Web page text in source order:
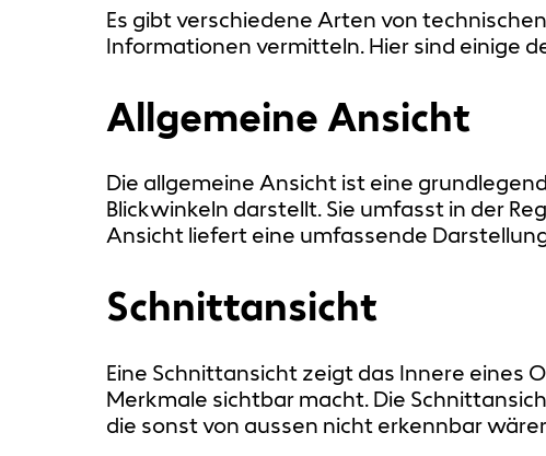
Es gibt verschiedene Arten von
Informationen vermitteln. Hier sind einige
Allgemeine Ansicht
Die allgemeine Ansicht ist eine
Blickwinkeln darstellt. Sie umfasst in der
Ansicht liefert eine umfassende
Schnittansicht
Eine Schnittansicht zeigt das Innere eines
Merkmale sichtbar macht. Die
die sonst von aussen nicht erkennbar